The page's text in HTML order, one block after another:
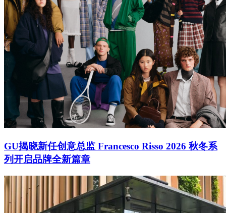
GU揭晓新任创意总监 Francesco Risso 2026 秋冬系
列开启品牌全新篇章